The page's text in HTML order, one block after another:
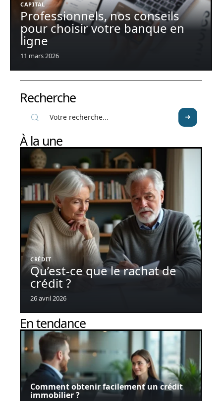
CAPITAL
Professionnels, nos conseils
pour choisir votre banque en
ligne
11 mars 2026
Recherche
À la une
CRÉDIT
Qu’est-ce que le rachat de
crédit ?
26 avril 2026
En tendance
Comment obtenir facilement un crédit
immobilier ?